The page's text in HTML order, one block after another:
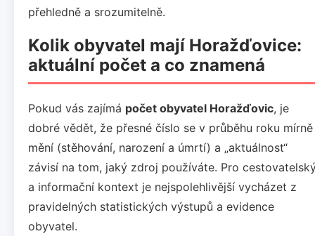
přehledně a srozumitelně.
Kolik obyvatel mají Horažďovice:
aktuální počet a co znamená
Pokud vás zajímá počet obyvatel Horažďovic, je
dobré vědět, že přesné číslo se v průběhu roku mírně
mění (stěhování, narození a úmrtí) a „aktuálnost“
závisí na tom, jaký zdroj používáte. Pro
a informační kontext je nejspolehlivější vycházet z
pravidelných statistických výstupů a evidence
obyvatel.